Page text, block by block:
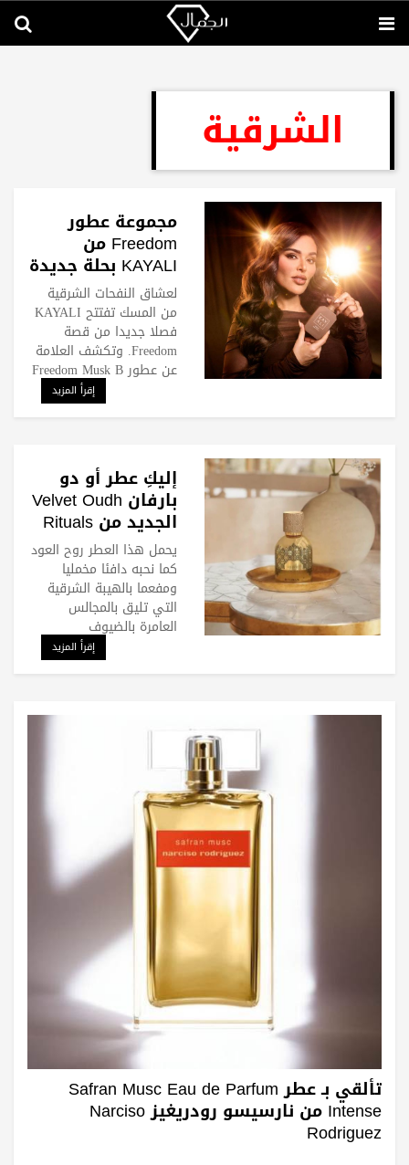
الشرقية
مجموعة عطور
Freedom من
KAYALI بحلة جديدة
لعشاق المسك
لعشاق النفحات الشرقية
من المسك تفتتح KAYALI
فصلا جديدا من قصة
Freedom. وتكشف العلامة
عن عطور Freedom Musk B
إقرأ المزيد
إليكِ عطر أو دو
بارفان Velvet Oudh
الجديد من Rituals
يحمل هذا العطر روح العود
كما نحبه دافئا مخمليا
ومفعما بالهيبة الشرقية
التي تليق بالمجالس
العامرة بالضيوف
إقرأ المزيد
تألقي بـ عطر Safran Musc Eau de Parfum
Intense من نارسيسو رودريغيز Narciso
Rodriguez